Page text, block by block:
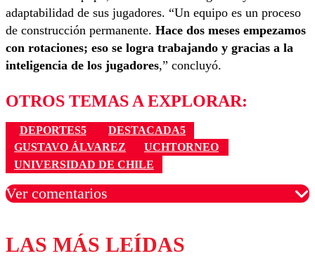
adaptabilidad de sus jugadores. “Un equipo es un proceso
de construcción permanente. Hace dos meses empezamos
con rotaciones; eso se logra trabajando y gracias a la
inteligencia de los jugadores,” concluyó.
OTROS TEMAS A EXPLORAR:
DEPORTES5
DESTACADA5
GUSTAVO ÁLVAREZ
UCHTORNEO
UNIVERSIDAD DE CHILE
Ver comentarios
Los comentarios son moderados para garantizar un
diálogo respetuoso.
LAS MÁS LEÍDAS